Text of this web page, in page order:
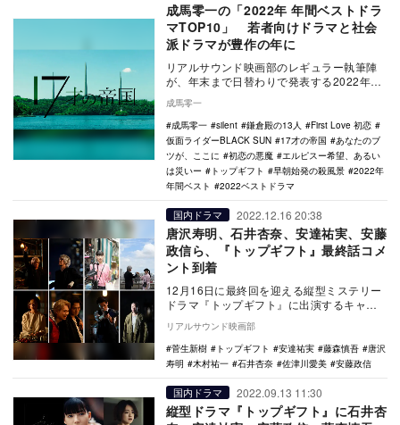
成馬零一の「2022年 年間ベストドラ
マTOP10」 若者向けドラマと社会
派ドラマが豊作の年に
リアルサウンド映画部のレギュラー執筆陣
が、年末まで日替わりで発表する2022年の
ドラマ、ア…
成馬零一
成馬零一
silent 鎌倉殿の13人
First Love 初恋
仮面ライダーBLACK SUN
17才の帝国
あなたのブ
ツが、ここに
初恋の悪魔
エルピスー希望、あるい
は災いー
トップギフト 早朝始発の殺風景
2022年
年間ベスト
2022ベストドラマ
国内ドラマ 2022.12.16 20:38
唐沢寿明、石井杏奈、安達祐実、安藤
政信ら、『トップギフト』最終話コメ
ント到着
12月16日に最終回を迎える縦型ミステリー
ドラマ『トップギフト』に出演するキャス
ト陣からコメントが到着した。 本作は、
「LI…
リアルサウンド映画部
菅生新樹
トップギフト 安達祐実 藤森慎吾
唐沢
寿明
木村祐一 石井杏奈 佐津川愛美 安藤政信
国内ドラマ 2022.09.13 11:30
縦型ドラマ『トップギフト』に石井杏